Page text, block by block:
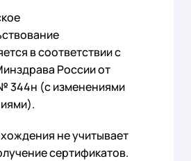
в соответствии с
России от
344н (с изменениями
не учитывает
сертификатов.